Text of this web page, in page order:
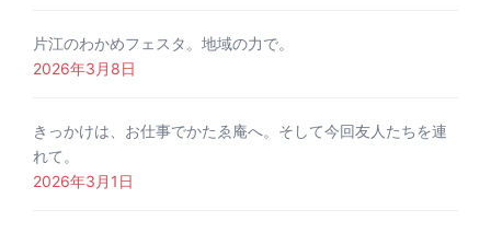
片江のわかめフェスタ。地域の力で。
2026年3月8日
きっかけは、お仕事でかたゑ庵へ。そして今回友人たちを連
れて。
2026年3月1日